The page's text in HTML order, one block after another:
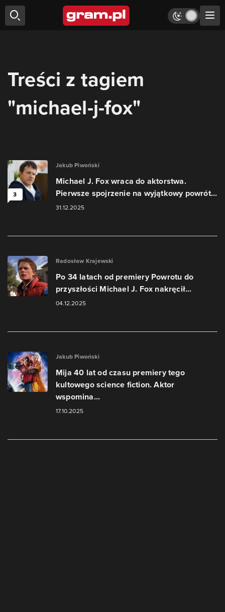
Treści z tagiem
"michael-j-fox"
3
Jakub Piwoński
Michael J. Fox wraca do aktorstwa.
Pierwsze spojrzenie na wyjątkowy powrót...
31.12.2025
Radosław Krajewski
Po 34 latach od premiery Powrotu do
przyszłości Michael J. Fox nakręcił...
04.12.2025
Jakub Piwoński
Mija 40 lat od czasu premiery tego
kultowego science fiction. Aktor
wspomina...
17.10.2025